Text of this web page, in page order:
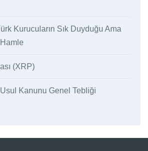
Kurucuların Sık Duyduğu Ama
(XRP)
Kanunu Genel Tebliği